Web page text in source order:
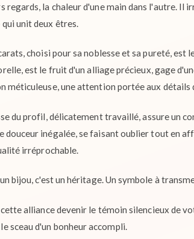
regards, la chaleur d'une main dans l'autre. Il
unit deux êtres.
choisi pour sa noblesse et sa pureté,
est le fruit d'un alliage précieux, gage
méticuleuse, une attention portée aux
du profil, délicatement travaillé, assure un
douceur inégalée, se faisant oublier tout en
irréprochable.
bijou, c'est un héritage. Un symbole à
cette alliance devenir le témoin silencieux de
sceau d'un bonheur accompli.